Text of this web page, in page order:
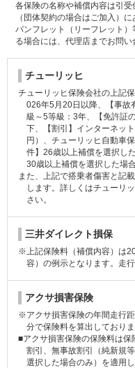
各保険の名称や補償内容は引
（団体契約の場合はご加入）
パンフレット（リーフレット
る場合には、代理店までお問い
チューリッヒ
チューリッヒ保険会社の上記
026年5月20日以降、【事故
級～5等級：3年、【免許証
下、【割引】インターネッ
円）、チューリッヒ自動車
件】26歳以上補償を選択し
30歳以上補償を選択した場
また、上記で搭乗者傷害と記
します。詳しくはチューリ
さい。
三井ダイレクト損保
※上記保険料（補償内容）は
容）の例示となります。走
アクサ損害保険
※アクサ損害保険の年間走行
分で保険料を算出しておりま
■アクサ損害保険の保険料は
割引、無事故割引（純新規
選択した場合のみ）を適用